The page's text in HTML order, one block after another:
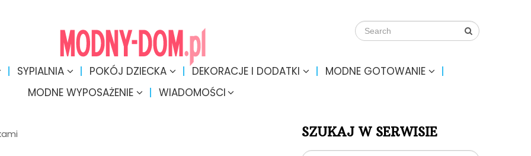
SYPIALNIA POKÓJ DZIECKA DEKORACJE I DODATKI
MODNE GOTOWANIE
MODNE WYPOSAŻENIE
WIADOMOŚCI
SZUKAJ W SERWISIE